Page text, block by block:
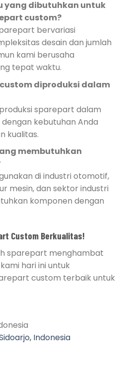
yang dibutuhkan untuk
custom?
bervariasi
desain dan jumlah
kami berusaha
tepat waktu.
diproduksi dalam
sparepart dalam
kebutuhan Anda
kualitas.
membutuhkan
di industri otomotif,
mesin, dan sektor industri
komponen dengan
Custom Berkualitas!
sparepart menghambat
hari ini untuk
custom terbaik untuk
Indonesia